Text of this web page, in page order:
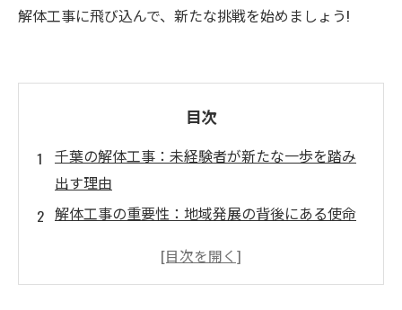
解体工事に飛び込んで、新たな挑戦を始めましょう!
目次
千葉の解体工事：未経験者が新たな一歩を踏み
出す理由
解体工事の重要性：地域発展の背後にある使命
業界の動向：今、千葉の解体工事で求められる